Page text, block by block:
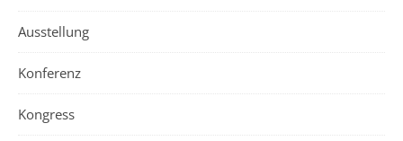
Ausstellung
Konferenz
Kongress